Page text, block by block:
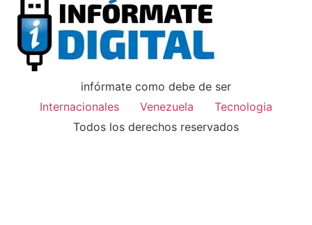
infórmate como debe de ser
Internacionales
Venezuela
Tecnologia
Todos los derechos reservados